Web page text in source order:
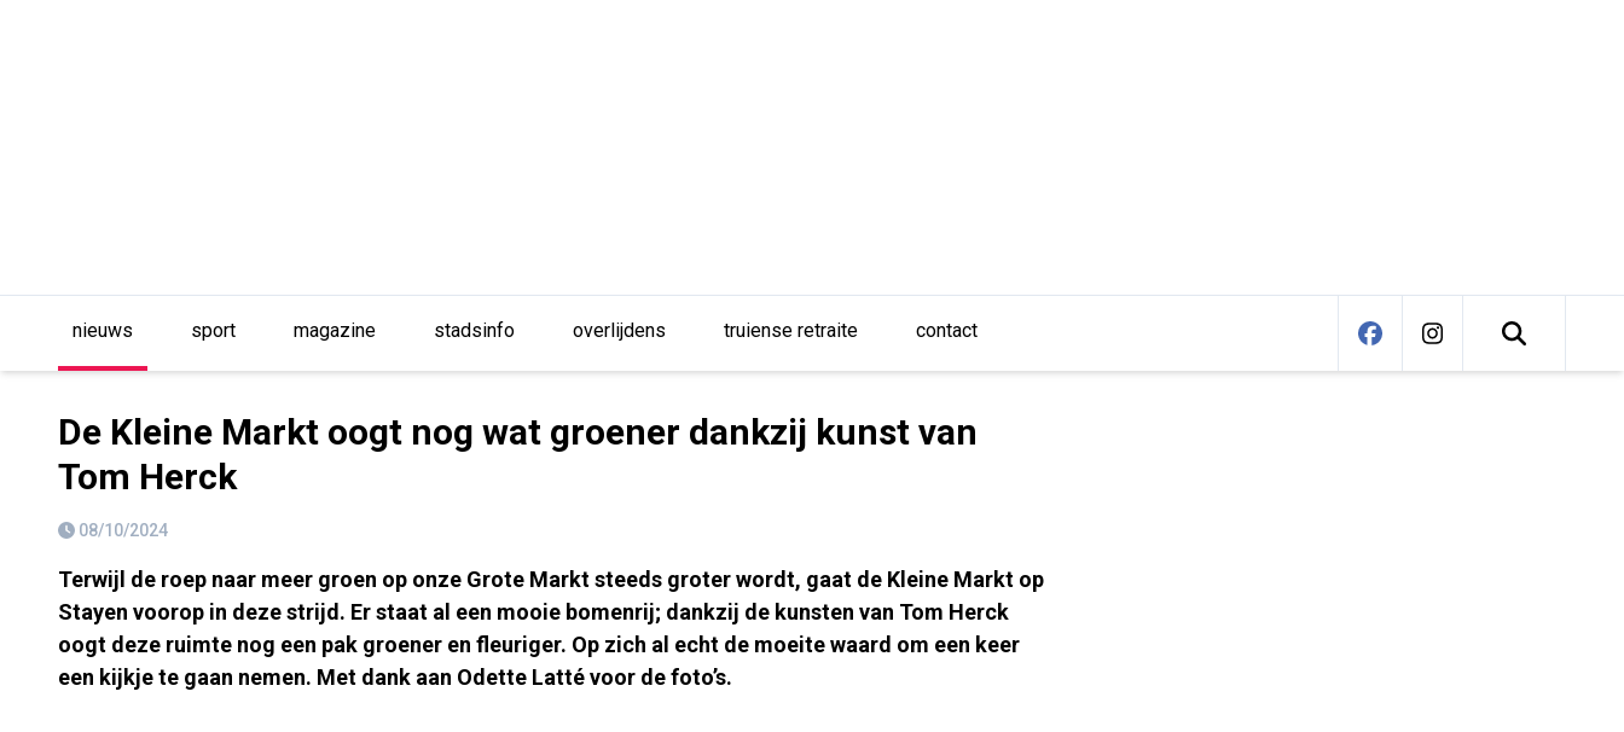
nieuws sport magazine stadsinfo overlijdens truiense retraite contact
De Kleine Markt oogt nog wat groener dankzij kunst van
Tom Herck
08/10/2024
Terwijl de roep naar meer groen op onze Grote Markt steeds groter wordt, gaat de Kleine Markt op
Stayen voorop in deze strijd. Er staat al een mooie bomenrij; dankzij de kunsten van Tom Herck
oogt deze ruimte nog een pak groener en fleuriger. Op zich al echt de moeite waard om een keer
een kijkje te gaan nemen. Met dank aan Odette Latté voor de foto’s.